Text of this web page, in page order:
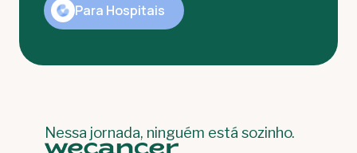
Para Hospitais
Nessa jornada, ninguém está sozinho.